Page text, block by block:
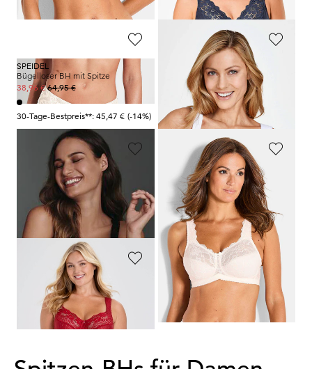
30-Tage-Bestpreis**: 54,99 € (-10%)
SPEIDEL
Bügelloser BH mit Spitze
38,96 €64,95 €
30-Tage-Bestpreis**: 45,47 € (-14%)
MISS MARY
Bügel-BH aus Jacquard mit Spitze
59,99 €
ROSA FAIA
Bügelloser BH mit Spitze
47,97 €79,95 €
30-Tage-Bestpreis**: 55,97 € (-14%)
ROSA FAIA
Bügelloser BH mit Spitze
47,97 €79,95 €
30-Tage-Bestpreis**: 55,97 € (-14%)
MISS MARY
Bügel-BH aus Jacquard mit Spitze
59,99 €